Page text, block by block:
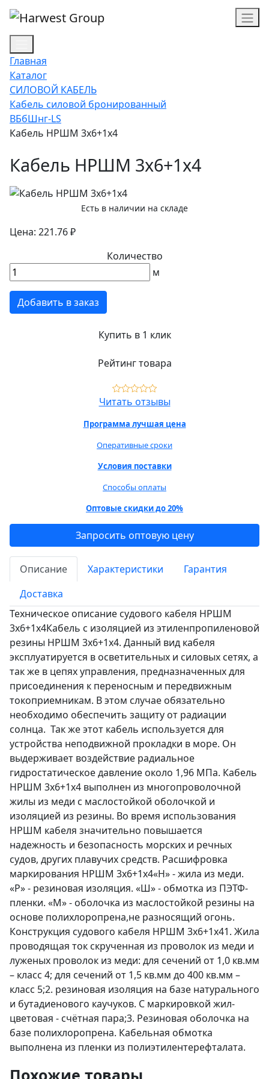
Главная
Каталог
СИЛОВОЙ КАБЕЛЬ
Кабель силовой бронированный
ВБбШнг-LS
Кабель НРШМ 3х6+1х4
Кабель НРШМ 3х6+1х4
Есть в наличии на складе
Цена: 221.76 ₽
Количество
м
Добавить в заказ
Купить в 1 клик
Рейтинг товара
Читать отзывы
Программа лучшая цена
Оперативные сроки
Условия поставки
Способы оплаты
Оптовые скидки до 20%
Запросить оптовую цену
Описание Характеристики
Гарантия
Доставка
Техническое описание судового кабеля НРШМ
3х6+1х4Кабель с изоляцией из этиленпропиленовой
резины НРШМ 3х6+1х4. Данный вид кабеля
эксплуатируется в осветительных и силовых сетях, а
так же в цепях управления, предназначенных для
присоединения к переносным и передвижным
токоприемникам. В этом случае обязательно
необходимо обеспечить защиту от радиации
солнца. Так же этот кабель используется для
устройства неподвижной прокладки в море. Он
выдерживает воздействие радиальное
гидростатическое давление около 1,96 МПа. Кабель
НРШМ 3х6+1х4 выполнен из многопроволочной
жилы из меди с маслостойкой оболочкой и
изоляцией из резины. Во время использования
НРШМ кабеля значительно повышается
надежность и безопасность морских и речных
судов, других плавучих средств. Расшифровка
маркирования НРШМ 3х6+1х4«Н» - жила из меди.
«Р» - резиновая изоляция. «Ш» - обмотка из ПЭТФ-
пленки. «М» - оболочка из маслостойкой резины на
основе полихлоропрена,не разносящий огонь.
Конструкция судового кабеля НРШМ 3х6+1х41. Жила
проводящая ток скрученная из проволок из меди и
луженых проволок из меди: для сечений от 1,0 кв.мм
– класс 4; для сечений от 1,5 кв.мм до 400 кв.мм –
класс 5;2. резиновая изоляция на базе натурального
и бутадиенового каучуков. С маркировкой жил-
цветовая - счётная пара;3. Резиновая оболочка на
базе полихлоропрена. Кабельная обмотка
выполнена из пленки из полиэтилентерефталата.
Похожие товары